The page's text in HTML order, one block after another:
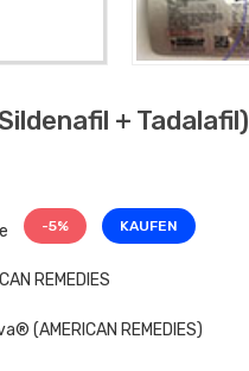
+ Tadalafil)
-5% KAUFEN
REMEDIES
(AMERICAN REMEDIES)